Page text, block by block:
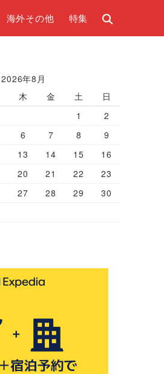
海外その他 特集
2026年8月
木 金 土
日
1
2
6 7 8
9
13 14 15
16
20 21 22
23
27 28 29
30